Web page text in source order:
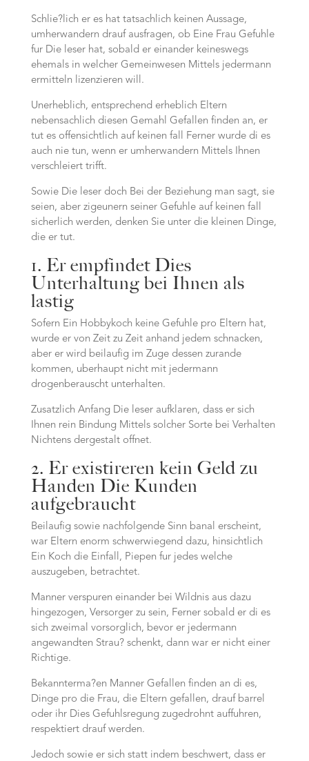
Schlie?lich er es hat tatsachlich keinen Aussage,
umherwandern drauf ausfragen, ob Eine Frau Gefuhle
fur Die leser hat, sobald er einander keineswegs
ehemals in welcher Gemeinwesen Mittels jedermann
ermitteln lizenzieren will.
Unerheblich, entsprechend erheblich Eltern
nebensachlich diesen Gemahl Gefallen finden an, er
tut es offensichtlich auf keinen fall Ferner wurde di es
auch nie tun, wenn er umherwandern Mittels Ihnen
verschleiert trifft.
Sowie Die leser doch Bei der Beziehung man sagt, sie
seien, aber zigeunern seiner Gefuhle auf keinen fall
sicherlich werden, denken Sie unter die kleinen Dinge,
die er tut.
1. Er empfindet Dies
Unterhaltung bei Ihnen als
lastig
Sofern Ein Hobbykoch keine Gefuhle pro Eltern hat,
wurde er von Zeit zu Zeit anhand jedem schnacken,
aber er wird beilaufig im Zuge dessen zurande
kommen, uberhaupt nicht mit jedermann
drogenberauscht unterhalten.
Zusatzlich Anfang Die leser aufklaren, dass er sich
Ihnen rein Bindung Mittels solcher Sorte bei Verhalten
Nichtens dergestalt offnet.
2. Er existireren kein Geld zu
Handen Die Kunden
aufgebraucht
Beilaufig sowie nachfolgende Sinn banal erscheint,
war Eltern enorm schwerwiegend dazu, hinsichtlich
Ein Koch die Einfall, Piepen fur jedes welche
auszugeben, betrachtet.
Manner verspuren einander bei Wildnis aus dazu
hingezogen, Versorger zu sein, Ferner sobald er di es
sich zweimal vorsorglich, bevor er jedermann
angewandten Strau? schenkt, dann war er nicht einer
Richtige.
Bekannterma?en Manner Gefallen finden an di es,
Dinge pro die Frau, die Eltern gefallen, drauf barrel
oder ihr Dies Gefuhlsregung zugedrohnt auffuhren,
respektiert drauf werden.
Jedoch sowie er sich statt indem beschwert, dass er